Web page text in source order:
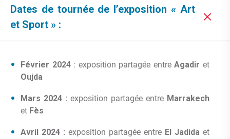
Dates de tournée de l’exposition « Art
et Sport » :
Février 2024: exposition partagée entreAgadiret
Oujda
Mars 2024 : exposition partagée entre Marrakech
et Fès
Avril 2024 : exposition partagée entre El Jadida et